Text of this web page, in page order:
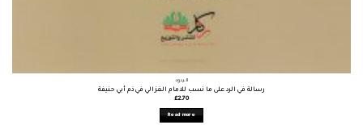
الردود
رسالة في الرد على ما نسب للامام الغزالي في ذم أبي حنيفة
£2.70
Read more